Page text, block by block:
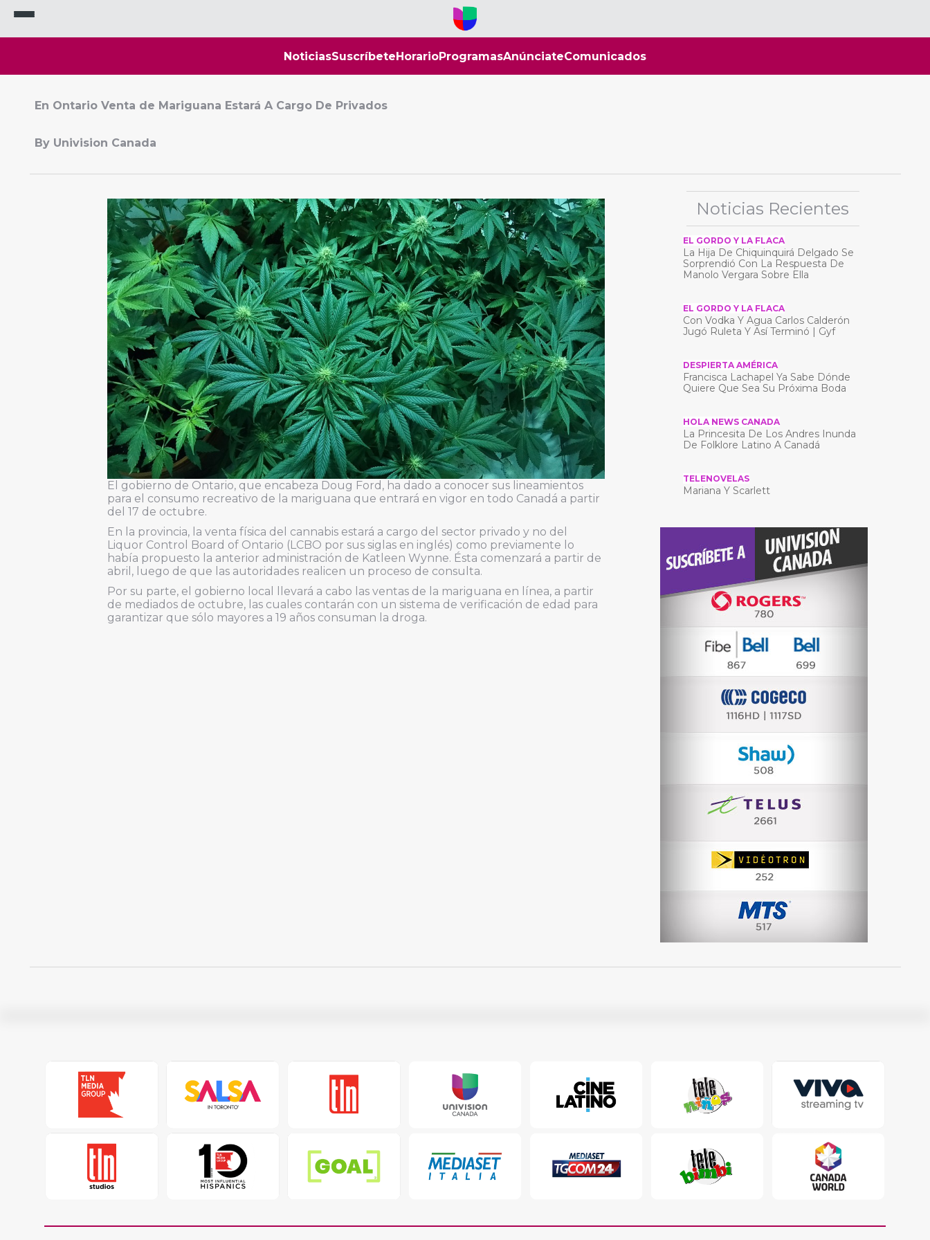
NoticiasSuscríbeteHorarioProgramasAnúnciateComunicados
En Ontario Venta de Mariguana Estará A Cargo De Privados
By Univision Canada
El gobierno de Ontario, que encabeza Doug Ford, ha dado a conocer sus lineamientos
para el consumo recreativo de la mariguana que entrará en vigor en todo Canadá a partir
del 17 de octubre.
En la provincia, la venta física del cannabis estará a cargo del sector privado y no del
Liquor Control Board of Ontario (LCBO por sus siglas en inglés) como previamente lo
había propuesto la anterior administración de Katleen Wynne. Ésta comenzará a partir de
abril, luego de que las autoridades realicen un proceso de consulta.
Por su parte, el gobierno local llevará a cabo las ventas de la mariguana en línea, a partir
de mediados de octubre, las cuales contarán con un sistema de verificación de edad para
garantizar que sólo mayores a 19 años consuman la droga.
Noticias Recientes
EL GORDO Y LA FLACA
La Hija De Chiquinquirá Delgado Se
Sorprendió Con La Respuesta De
Manolo Vergara Sobre Ella
EL GORDO Y LA FLACA
Con Vodka Y Agua Carlos Calderón
Jugó Ruleta Y Así Terminó | Gyf
DESPIERTA AMÉRICA
Francisca Lachapel Ya Sabe Dónde
Quiere Que Sea Su Próxima Boda
HOLA NEWS CANADA
La Princesita De Los Andres Inunda
De Folklore Latino A Canadá
TELENOVELAS
Mariana Y Scarlett